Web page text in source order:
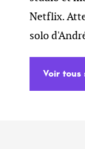
Netflix.
solo
Voir tous